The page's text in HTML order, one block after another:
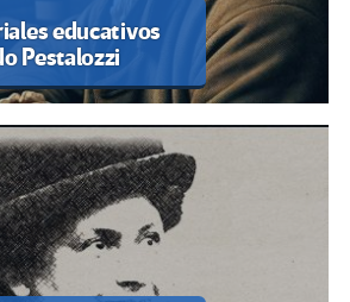
educativos
Pestalozzi